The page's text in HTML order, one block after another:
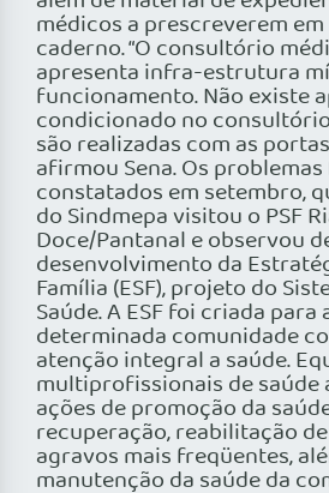
médicos a prescreverem
caderno. “O consultório
apresenta infra-estrutura
funcionamento. Não existe
condicionado no
são realizadas com as
afirmou Sena. Os
constatados em setembro,
do Sindmepa visitou o PSF
Doce/Pantanal e observou
desenvolvimento da
Família (ESF), projeto do
Saúde. A ESF foi criada
determinada comunidade
atenção integral a saúde.
multiprofissionais de saúde
ações de promoção da
recuperação, reabilitação
agravos mais freqüentes,
manutenção da saúde da